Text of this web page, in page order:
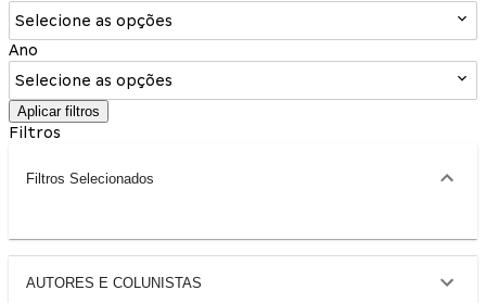
Selecione as opções
Ano
Selecione as opções
Aplicar filtros
Filtros
Filtros Selecionados
AUTORES E COLUNISTAS